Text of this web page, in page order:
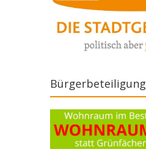
Bürgerbeteiligung